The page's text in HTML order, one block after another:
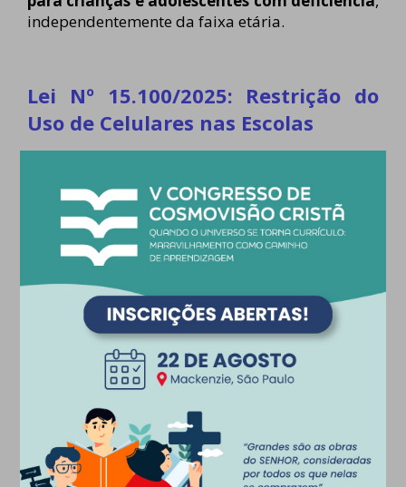
independentemente da faixa etária.
Lei Nº 15.100/2025: Restrição do
Uso de Celulares nas Escolas
alinha com a Lei Nº 15.100/2025,
que restringe o uso de aparelhos
eletrônicos nas escolas, tanto
públicas quanto privadas, durante
as aulas, recreios e intervalos. Essa
medida visa preservar a saúde
mental e o bem-estar dos
estudantes, incentivando o uso
equilibrado das tecnologias para fins
educativos, sem prejudicar o
processo de aprendizagem.